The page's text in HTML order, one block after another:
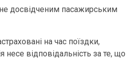
досвідченим пасажирським
на час поїздки,
несе відповідальність за те, що